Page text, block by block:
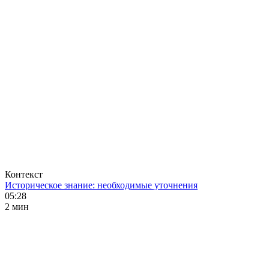
Контекст
Историческое знание: необходимые уточнения
05:28
2 мин